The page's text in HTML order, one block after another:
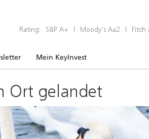
Rating: S&P A+ | Moody’s Aa2 | Fitch
Mein KeyInvest
Ort gelandet